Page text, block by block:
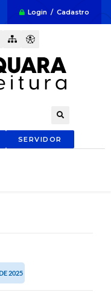
Login / Cadastro
SERVIDOR
2025